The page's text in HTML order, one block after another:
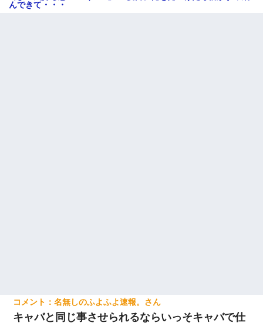
んできて・・・
名無しのふよふよ速報。
キャバと同じ事させられるならいっそキャバで仕